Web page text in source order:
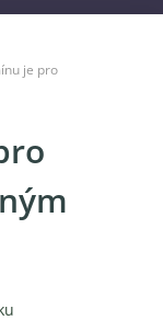
je pro